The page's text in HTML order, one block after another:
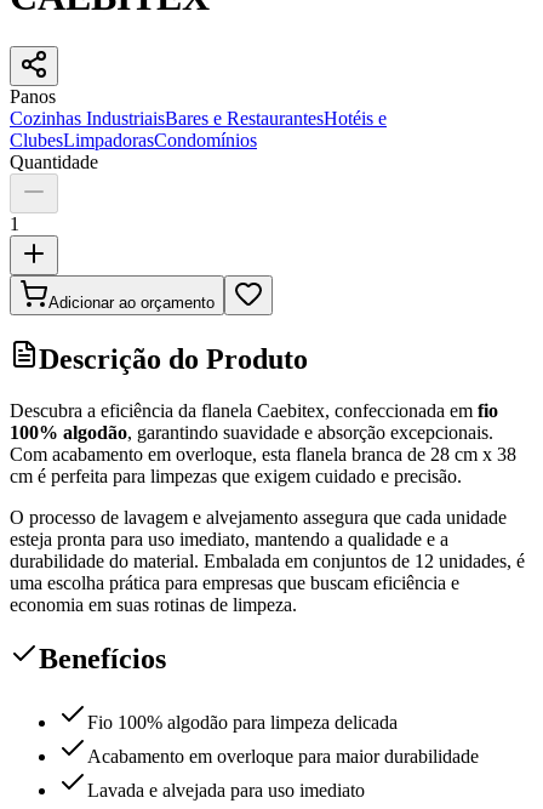
Panos
Cozinhas IndustriaisBares e RestaurantesHotéis e
ClubesLimpadorasCondomínios
Quantidade
1
Adicionar ao orçamento
Descrição do Produto
Descubra a eficiência da flanela Caebitex, confeccionada em fio
100% algodão, garantindo suavidade e absorção excepcionais.
Com acabamento em overloque, esta flanela branca de 28 cm x 38
cm é perfeita para limpezas que exigem cuidado e precisão.
O processo de lavagem e alvejamento assegura que cada unidade
esteja pronta para uso imediato, mantendo a qualidade e a
durabilidade do material. Embalada em conjuntos de 12 unidades, é
uma escolha prática para empresas que buscam eficiência e
economia em suas rotinas de limpeza.
Benefícios
Fio 100% algodão para limpeza delicada
Acabamento em overloque para maior durabilidade
Lavada e alvejada para uso imediato